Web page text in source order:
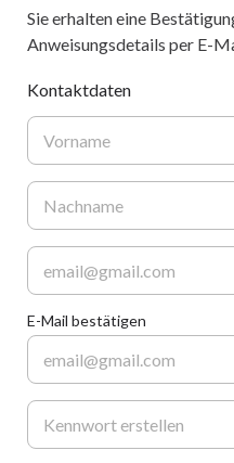
Sie erhalten eine
Anweisungsdetails per E-
Kontaktdaten
E-Mail bestätigen